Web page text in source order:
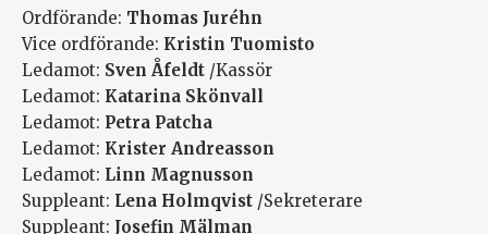
Ordförande: Thomas Juréhn
Vice ordförande: Kristin Tuomisto
Ledamot: Sven Åfeldt /Kassör
Ledamot: Katarina Skönvall
Ledamot: Petra Patcha
Ledamot: Krister Andreasson
Ledamot: Linn Magnusson
Suppleant: Lena Holmqvist /Sekreterare
Suppleant: Josefin Mälman